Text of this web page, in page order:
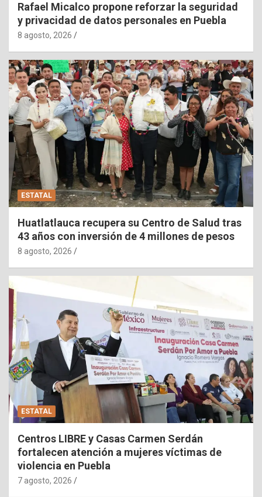
Rafael Micalco propone reforzar la seguridad
y privacidad de datos personales en Puebla
8 agosto, 2026
ESTATAL
Huatlatlauca recupera su Centro de Salud tras
43 años con inversión de 4 millones de pesos
8 agosto, 2026
ESTATAL
Centros LIBRE y Casas Carmen Serdán
fortalecen atención a mujeres víctimas de
violencia en Puebla
7 agosto, 2026